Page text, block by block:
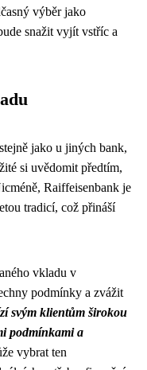
výběr jako
snažit vyjít vstříc a
jako u jiných bank,
si uvědomit předtím,
Raiffeisenbank je
tradicí, což přináší
vkladu v
podmínky a zvážit
svým klientům širokou
podmínkami a
vybrat ten